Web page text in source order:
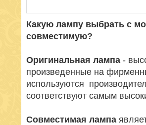
Какую лампу выбрать с
совместимую?
Оригинальная лампа -
произведенные на
используются
соответствуют самым
Совместимая лампа